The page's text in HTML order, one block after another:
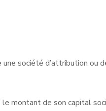
société d’attribution ou
montant de son capital